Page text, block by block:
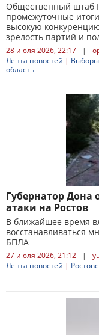
Общественный штаб
промежуточные
высокую
зрелость партий и
28 июля 2026, 22:17 |
Лента новостей |
область
Губернатор Дона
атаки на Ростов
В ближайшее время
восстанавливаться
БПЛА
27 июля 2026, 21:12 |
Лента новостей |